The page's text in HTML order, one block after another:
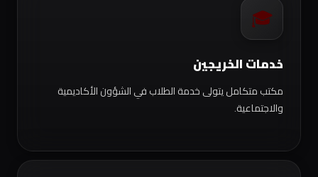
🎓
خدمات الخريجين
مكتب متكامل يتولى خدمة الطلاب في الشؤون الأكاديمية
والاجتماعية.